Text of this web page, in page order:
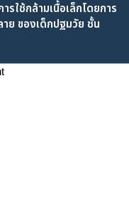
ใช้กล้ามเนื้อเล็กโดยการ
ย ของเด็กปฐมวัย ชั้น